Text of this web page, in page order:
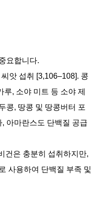
요합니다.
앗 섭취 [3,106–108]. 콩
, 소야 미트 등 소야 제
콩, 땅콩 및 땅콩버터 포
아마란스도 단백질 공급
건은 충분히 섭취하지만,
사용하여 단백질 부족 및